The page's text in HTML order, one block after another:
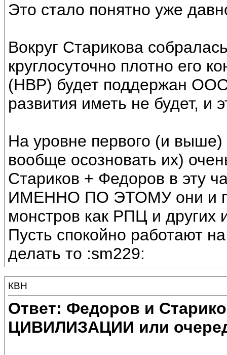
Это стало понятно уже
Вокруг Старикова
круглосуточно плотно его
(НВР) будет поддержан
развития иметь не будет, и
На уровне первого (и выше)
вообще осозновать их)
Стариков + Федоров в эту
ИМЕННО ПО ЭТОМУ они и
монстров как РПЦ и других
Пусть спокойно работают
делать то :sm229:
КВН
Ответ: Федоров и
ЦИВИЛИЗАЦИИ или